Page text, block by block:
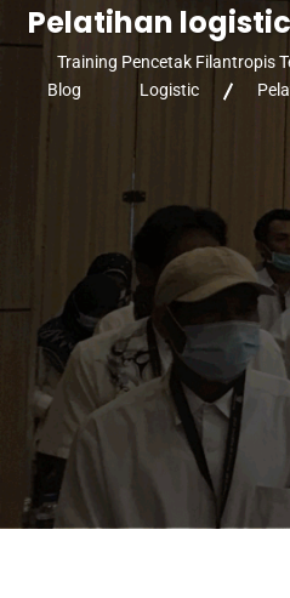
Pelatihan
Training Pencetak Filantropis
Blog
Logistic